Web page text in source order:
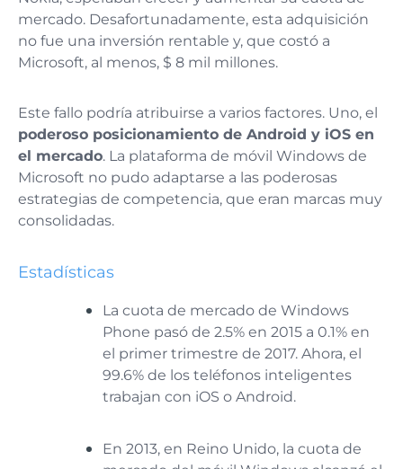
mercado. Desafortunadamente, esta adquisición
no fue una inversión rentable y, que costó a
Microsoft, al menos, $ 8 mil millones.
Este fallo podría atribuirse a varios factores. Uno, el
poderoso posicionamiento de Android y iOS en
el mercado. La plataforma de móvil Windows de
Microsoft no pudo adaptarse a las poderosas
estrategias de competencia, que eran marcas muy
consolidadas.
Estadísticas
La cuota de mercado de Windows
Phone pasó de 2.5% en 2015 a 0.1% en
el primer trimestre de 2017. Ahora, el
99.6% de los teléfonos inteligentes
trabajan con iOS o Android.
En 2013, en Reino Unido, la cuota de